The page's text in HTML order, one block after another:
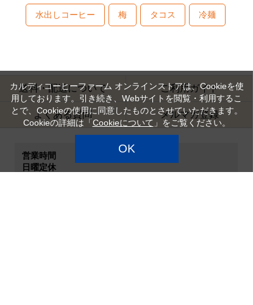
水出しコーヒー 梅 タコス 冷麺
送料・配送について ご利用ガイド
よくある質問 メルマガ登録
営業時間
日曜定休
カルディコーヒーファーム オンラインストアは、Cookieを使
用しております。引き続き、Webサイトを閲覧・利用するこ
とで、Cookieの使用に同意したものとさせていただきます。
Cookieの詳細は「Cookieについて 」をご覧ください。
OK